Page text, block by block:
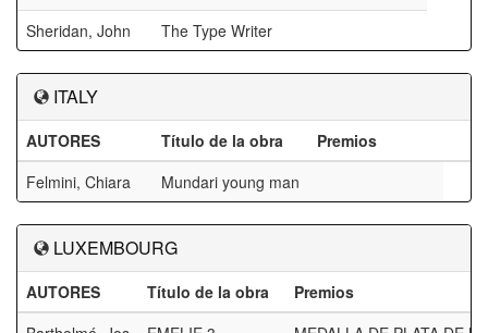
Sheridan, John
The Type Writer
ITALY
AUTORES Título de la obra
Premios
Felmini, Chiara
Mundari young man
LUXEMBOURG
AUTORES Título de la obra
Premios